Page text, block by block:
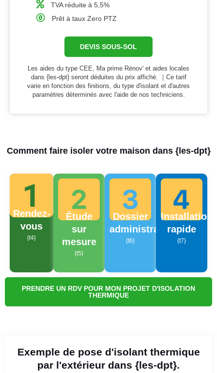
TVA réduite à 5,5%
Prêt à taux Zero PTZ
DEVIS SOUS-SOL
Les aides du type CEE, Ma prime Rénov' et aides locales
dans {les-dpt} seront déduites du prix affiché. ｜Ce tarif
varie en fonction des finitions, du type d'isolant et d'autres
paramètres déterminés avec l'aide de nos techniciens.
Comment faire isoler votre maison dans {les-dpt}
Rendez-
vous
{t4}
Étude
sur
mesure
{t5}
Dossier
administratif
{t6}
Installation
rapide
{t7}
PRENDRE UN RDV POUR MON PROJET D'ISOLATION
THERMIQUE
Exemple de pose d'isolant thermique
par l'extérieur dans {les-dpt}.